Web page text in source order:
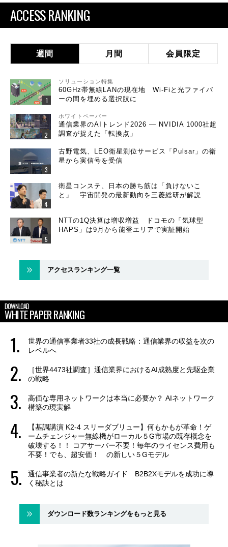
ACCESS RANKING
週間 月間 会員限定
ソリューション特集
60GHz帯無線LANの現在地 Wi-Fiと光ファイバ
ーの間を埋める選択肢に
ホワイトペーパー
通信業界のAIトレンド2026 ― NVIDIA 1000社超
調査が捉えた「転換点」
古野電気、LEO衛星測位サービス「Pulsar」の衛
星から実信号を受信
衛星コンステ、日本の勝ち筋は「負けないこ
と」 宇宙開発の最新動向を三菱総研が解説
NTTの1Q決算は増収増益 ドコモの「気球型
HAPS」は9月から能登エリアで実証開始
アクセスランキング一覧
DOWNLOAD
WHITE PAPER RANKING
世界の通信事業者33社の成長戦略：通信業界の収益を次の
レベルへ
［世界4473社調査］通信業界におけるAI成熟度と先駆企業
の戦略
高価な専用ネットワークは本当に必要か？ AIネットワーク
構築の現実解
【基調講演 K2-4 スリーダブリュー】何もかもが革命！ゲ
ームチェンジャー無線機がローカル５G市場の既存概念を
破壊する！！ コアサーバー不要！毎年のライセンス費用も
不要！でも、超安価！ の新しい５Gモデル
通信事業者の新たな戦略ガイド B2B2Xモデルを成功に導
く秘訣とは
ダウンロード数ランキングをもっと見る